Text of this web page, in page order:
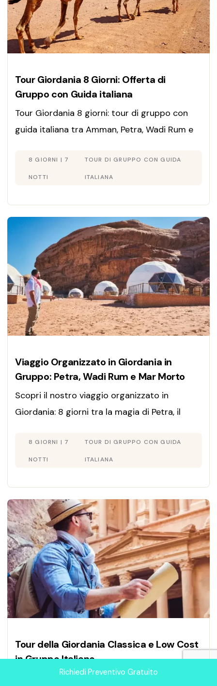
Tour Giordania 8 Giorni: Offerta di
Gruppo con Guida italiana
Tour Giordania 8 giorni: tour di gruppo con
guida italiana tra Amman, Petra, Wadi Rum e
speciali, prenota ora!
8 GIORNI | 7
NOTTI
TOUR DI GRUPPO CON GUIDA
ITALIANA
Viaggio Organizzato in Giordania in
Gruppo: Petra, Wadi Rum e Mar Morto
Scopri il nostro viaggio organizzato in
Giordania: 8 giorni tra la magia di Petra, il
Include guida in italiano, Jerash e l'autentica
As-Salt. Offerta completa, prenota ora!
8 GIORNI | 7
NOTTI
TOUR DI GRUPPO CON GUIDA
ITALIANA
Tour della Giordania Classica e Low Cost
in Gruppo Italiano
Tour della Giordania classica in gruppo
Richiedi Preventivo Gratuito